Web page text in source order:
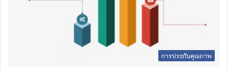
การประกันคุณภาพ